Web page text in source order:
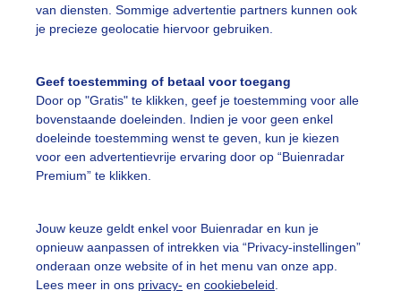
van diensten. Sommige advertentie partners kunnen ook
je precieze geolocatie hiervoor gebruiken.
Geef toestemming of betaal voor toegang
Door op "Gratis" te klikken, geef je toestemming voor alle
bovenstaande doeleinden. Indien je voor geen enkel
doeleinde toestemming wenst te geven, kun je kiezen
voor een advertentievrije ervaring door op “Buienradar
Premium” te klikken.
Jouw keuze geldt enkel voor Buienradar en kun je
opnieuw aanpassen of intrekken via “Privacy-instellingen”
onderaan onze website of in het menu van onze app.
Lees meer in ons privacy- en cookiebeleid
Een moment
vragen
De Bilt